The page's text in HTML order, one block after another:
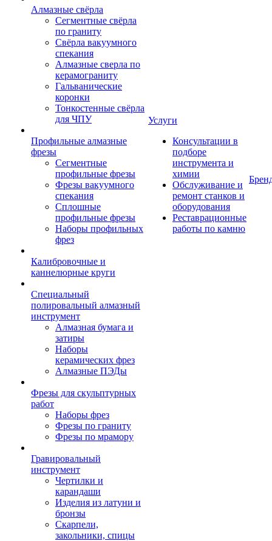
Алмазные свёрла
Сегментные свёрла
по граниту
Свёрла вакуумного
спекания
Алмазные сверла по
керамограниту
Гальванические
коронки
Тонкостенные свёрла
для ЧПУ
Профильные алмазные
фрезы
Сегментные
профильные фрезы
Фрезы вакуумного
спекания
Сплошные
профильные фрезы
Наборы профильных
фрез
Калибровочные и
каннелюрные круги
Специальный
полировальный алмазный
инструмент
Алмазная бумага и
затиры
Наборы
керамических фрез
Алмазные ПЭДы
Фрезы для скульптурных
работ
Наборы фрез
Фрезы по граниту
Фрезы по мрамору
Гравировальный
инструмент
Чертилки и
карандаши
Изделия из латуни и
бронзы
Скарпели,
закольники, спицы
Услуги
Консультации в
подборе
инструмента и
химии
Обслуживание и
ремонт станков и
оборудования
Реставрационные
работы по камню